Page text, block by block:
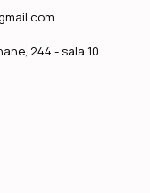
244 - sala 10